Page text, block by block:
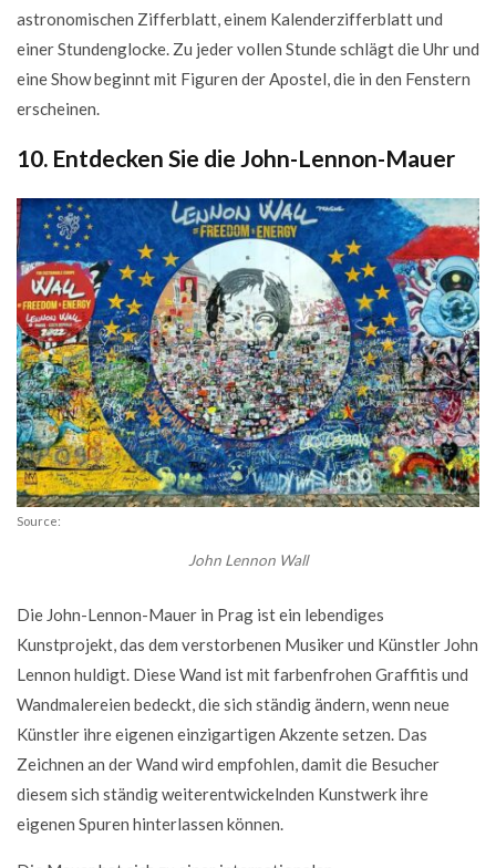
astronomischen Zifferblatt, einem Kalenderzifferblatt und
einer Stundenglocke. Zu jeder vollen Stunde schlägt die Uhr und
eine Show beginnt mit Figuren der Apostel, die in den Fenstern
erscheinen.
10. Entdecken Sie die John-Lennon-Mauer
Source:
John Lennon Wall
Die John-Lennon-Mauer in Prag ist ein lebendiges
Kunstprojekt, das dem verstorbenen Musiker und Künstler John
Lennon huldigt. Diese Wand ist mit farbenfrohen Graffitis und
Wandmalereien bedeckt, die sich ständig ändern, wenn neue
Künstler ihre eigenen einzigartigen Akzente setzen. Das
Zeichnen an der Wand wird empfohlen, damit die Besucher
diesem sich ständig weiterentwickelnden Kunstwerk ihre
eigenen Spuren hinterlassen können.